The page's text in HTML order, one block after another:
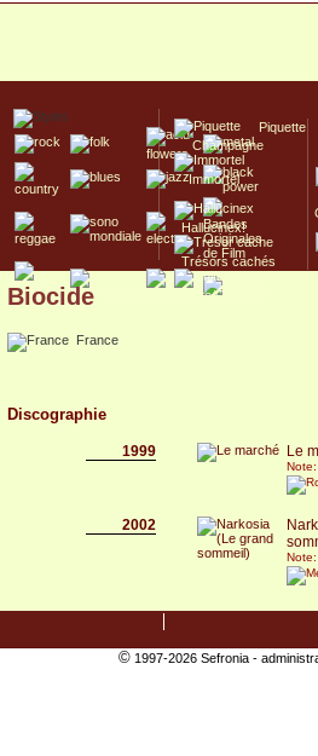
Piquette
Champagne
Immortel
Hallucinex!
Trésors cachés
Culte/Collector
Biocide
France
Discographie
1999 Le
2002
©1997-2026 Sefronia -